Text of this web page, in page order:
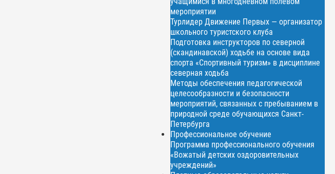
мероприятии
Турлидер Движение Первых — организатор
школьного туристского клуба
Подготовка инструкторов по северной
(скандинавской) ходьбе на основе вида
спорта «Спортивный туризм» в дисциплине
северная ходьба
Методы обеспечения педагогической
целесообразности и безопасности
мероприятий, связанных с пребыванием в
природной среде обучающихся Санкт-
Петербурга
Профессиональное обучение
Программа профессионального обучения
«Вожатый детских оздоровительных
учреждений»